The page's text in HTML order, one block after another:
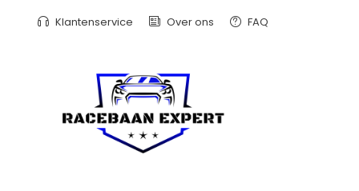
Klantenservice Over ons FAQ